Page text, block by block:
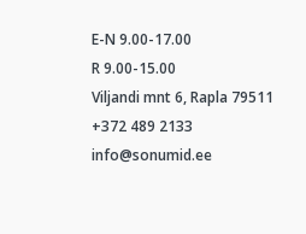
E-N 9.00-17.00
R 9.00-15.00
Viljandi mnt 6, Rapla 79511
+372 489 2133
info@sonumid.ee